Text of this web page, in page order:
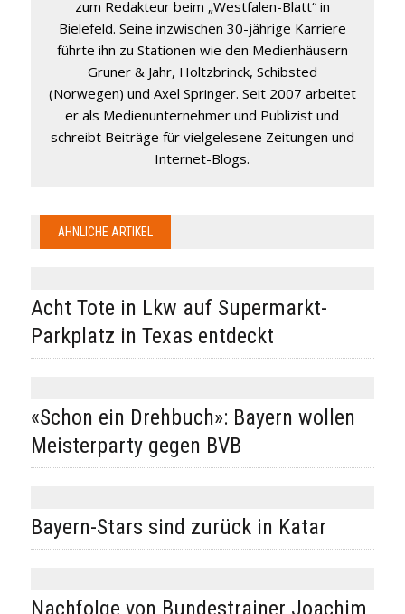
zum Redakteur beim „Westfalen-Blatt“ in
Bielefeld. Seine inzwischen 30-jährige Karriere
führte ihn zu Stationen wie den Medienhäusern
Gruner & Jahr, Holtzbrinck, Schibsted
(Norwegen) und Axel Springer. Seit 2007 arbeitet
er als Medienunternehmer und Publizist und
schreibt Beiträge für vielgelesene Zeitungen und
Internet-Blogs.
ÄHNLICHE ARTIKEL
Acht Tote in Lkw auf Supermarkt-
Parkplatz in Texas entdeckt
«Schon ein Drehbuch»: Bayern wollen
Meisterparty gegen BVB
Bayern-Stars sind zurück in Katar
Nachfolge von Bundestrainer Joachim